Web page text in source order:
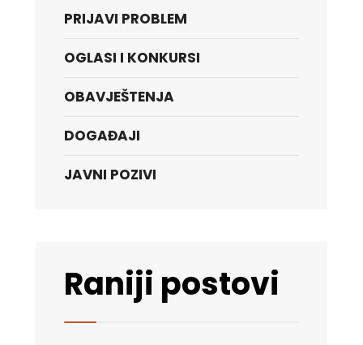
PRIJAVI PROBLEM
OGLASI I KONKURSI
OBAVJEŠTENJA
DOGAĐAJI
JAVNI POZIVI
Raniji postovi